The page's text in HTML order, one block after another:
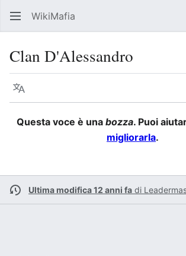
WikiMafia
Clan D'Alessandro
Lingua
Questa voce è una bozza. Puoi
migliorarla.
Ultima modifica 12 anni fa di